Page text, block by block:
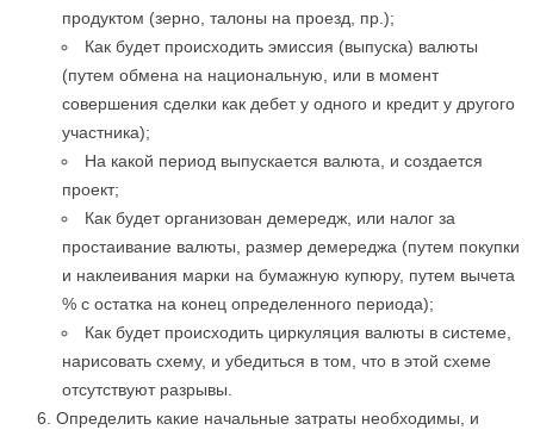
продуктом (зерно, талоны на проезд, пр.);
Как будет происходить эмиссия (выпуска) валюты
(путем обмена на национальную, или в момент
совершения сделки как дебет у одного и кредит у другого
участника);
На какой период выпускается валюта, и создается
проект;
Как будет организован демередж, или налог за
простаивание валюты, размер демереджа (путем покупки
и наклеивания марки на бумажную купюру, путем вычета
% с остатка на конец определенного периода);
Как будет происходить циркуляция валюты в системе,
нарисовать схему, и убедиться в том, что в этой схеме
отсутствуют разрывы.
Определить какие начальные затраты необходимы, и